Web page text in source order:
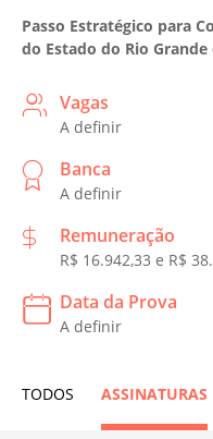
Passo Estratégico para
do Estado do Rio Grande
Vagas
A definir
Banca
A definir
Remuneração
R$ 16.942,33 e R$
Data da Prova
A definir
TODOS ASSINATURAS